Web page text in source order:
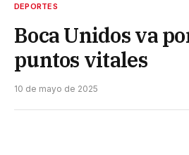
DEPORTES
Boca Unidos va
puntos vitales
10 de mayo de 2025